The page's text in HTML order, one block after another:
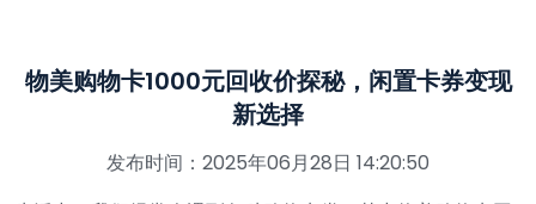
物美购物卡1000元回收价探秘，闲置卡券变现
新选择
发布时间：2025年06月28日 14:20:50